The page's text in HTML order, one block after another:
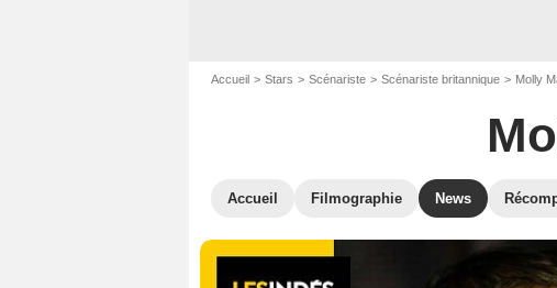
Accueil Stars Scénariste Scénariste britannique Molly
Accueil Filmographie News